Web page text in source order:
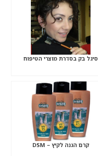
סיגל בק בסדרת מוצרי הטיפוח
קרם הגנה לקיץ – DSM